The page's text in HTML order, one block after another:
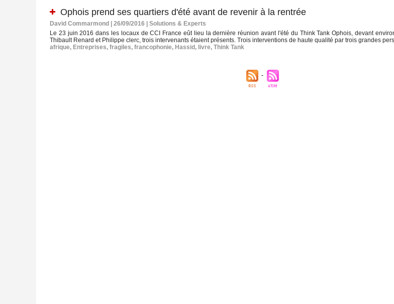
Ophois prend ses quartiers d'été avant de revenir à la rentrée
David Commarmond | 26/09/2016
Solutions & Experts
Le 23 juin 2016 dans les locaux de CCI France eût lieu la dernière réunion avant l'été du Think Tank Ophois, devant
Thibault Renard et Philippe clerc, trois intervenants étaient présents. Trois interventions de haute qualité par trois grandes
afrique, Entreprises, fragiles, francophonie, Hassid , livre, Think Tank